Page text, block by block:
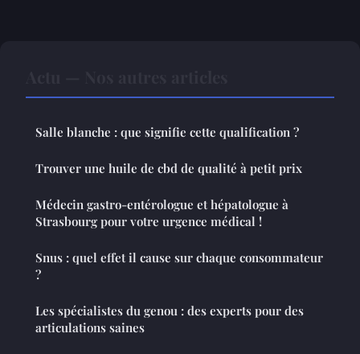
Salle blanche : que signifie cette qualification ?
Trouver une huile de cbd de qualité à petit prix
Médecin gastro-entérologue et hépatologue à
Strasbourg pour votre urgence médical !
Snus : quel effet il cause sur chaque consommateur
?
Les spécialistes du genou : des experts pour des
articulations saines